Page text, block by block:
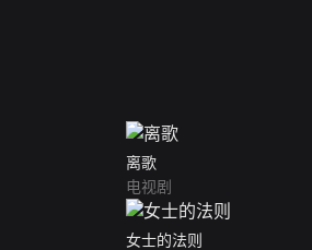
离歌
电视剧
女士的法则